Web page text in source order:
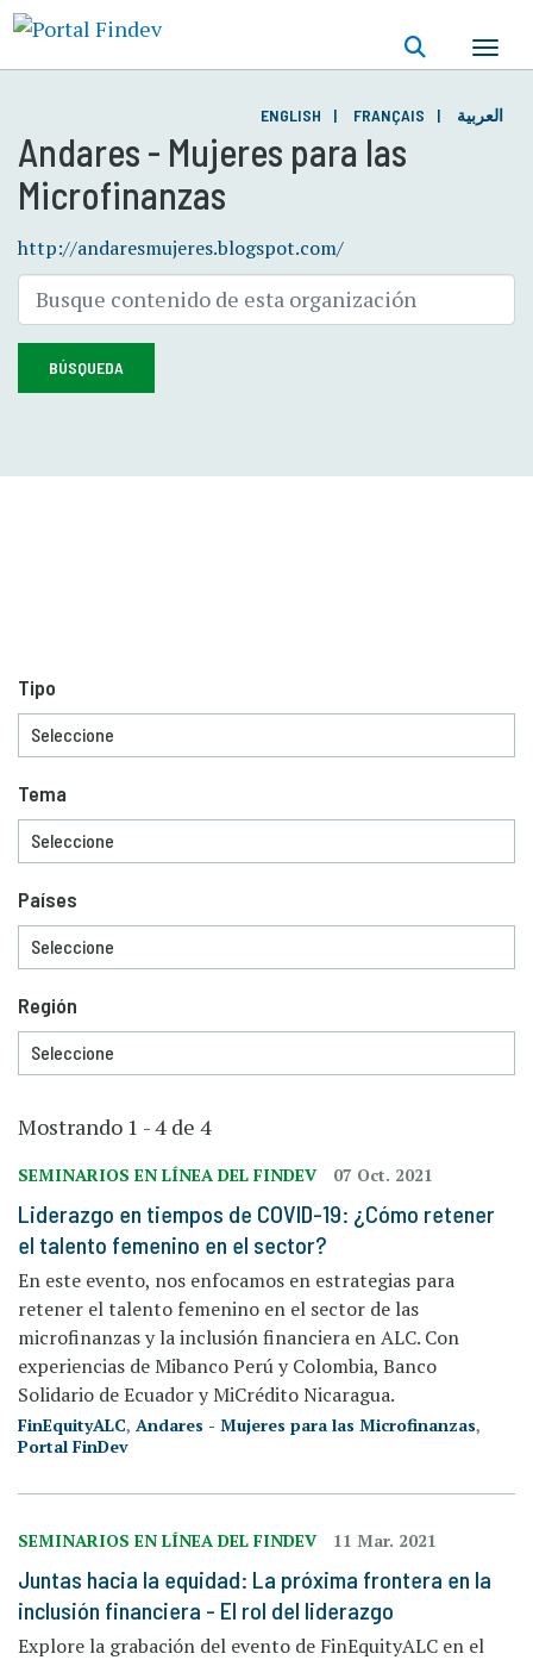
principal
Andares - Mujeres para las
Microfinanzas
http://andaresmujeres.blogspot.com/
ENGLISH FRANÇAIS العربية
BÚSQUEDA
Mostrando 1 - 4 de 4
SEMINARIOS EN LÍNEA DEL FINDEV 07 Oct. 2021
Liderazgo en tiempos de COVID-19: ¿Cómo retener
el talento femenino en el sector?
En este evento, nos enfocamos en estrategias para
retener el talento femenino en el sector de las
microfinanzas y la inclusión financiera en ALC. Con
experiencias de Mibanco Perú y Colombia, Banco
Solidario de Ecuador y MiCrédito Nicaragua.
FinEquityALC, Andares - Mujeres para las Microfinanzas,
Portal FinDev
SEMINARIOS EN LÍNEA DEL FINDEV 11 Mar. 2021
Juntas hacia la equidad: La próxima frontera en la
inclusión financiera - El rol del liderazgo
Explore la grabación del evento de FinEquityALC en el
Tipo
Tema
Países
Región